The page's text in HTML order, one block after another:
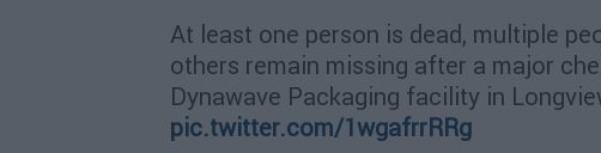
At least one person is dead, multiple
others remain missing after a major
Dynawave Packaging facility in
pic.twitter.com/1wgafrrRRg